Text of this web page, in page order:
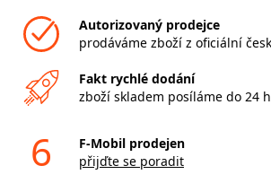
Autorizovaný prodejce
prodáváme zboží z oficiální
Fakt rychlé dodání
zboží skladem posíláme do 24
6
F-Mobil prodejen
přijďte se poradit